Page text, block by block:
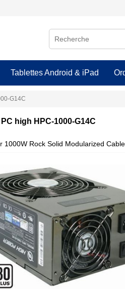
Tablettes Android & iPad
G14C
high HPC-1000-G14C
1000W Rock Solid Modularized